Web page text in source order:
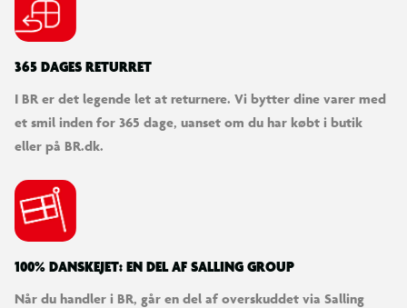
365 DAGES RETURRET
I BR er det legende let at returnere. Vi bytter dine varer med
et smil inden for 365 dage, uanset om du har købt i butik
eller på BR.dk.
100% DANSKEJET: EN DEL AF SALLING GROUP
Når du handler i BR, går en del af overskuddet via Salling